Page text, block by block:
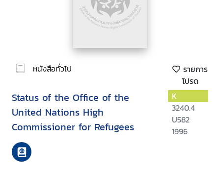
หนังสือทั่วไป
รายการ
โปรด
Status of the Office of the
United Nations High
Commissioner for Refugees
K
3240.4
U582
1996